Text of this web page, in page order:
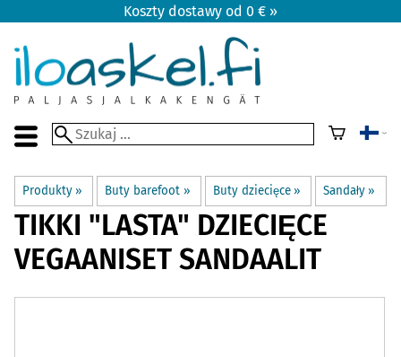
Koszty dostawy od 0 € »
Produkty ‪» Buty barefoot ‪» Buty dziecięce ‪» Sandały ‪»
TIKKI "LASTA" DZIECIĘCE
VEGAANISET SANDAALIT